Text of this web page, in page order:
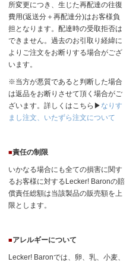
所変更につき、生じた再配達の往復
費用(返送分＋再配達分)はお客様負
担となります。配達時の受取拒否は
できません。過去のお引取り経緯に
よりご注文をお断りする場合がござ
います。
※当方が悪質であると判断した場合
は返品をお断りさせて頂く場合がご
ざいます。詳しくはこちら▶ なりす
まし注文、いたずら注文について
■責任の制限
いかなる場合にも全ての損害に関す
るお客様に対するLecker! Baronの賠
償責任総額は当該製品の販売額を上
限とします。
■アレルギーについて
Lecker! Baronでは、卵、乳、小麦、